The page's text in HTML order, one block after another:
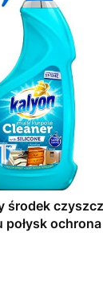
środek
połysk